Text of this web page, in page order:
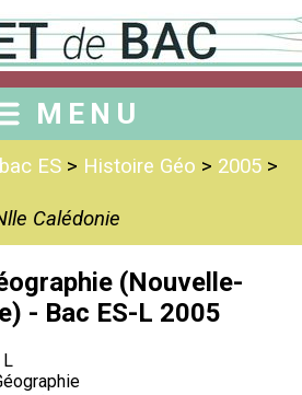
MENU
ES > Histoire Géo > 2005 >
Calédonie
(Nouvelle-
- Bac ES-L 2005
L